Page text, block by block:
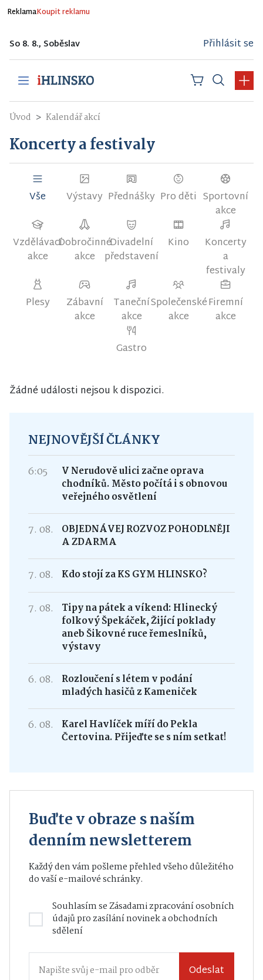
ReklamaKoupit reklamu
So 8. 8., Soběslav Přihlásit se
Úvod Kalendář akcí
Koncerty a festivaly
Vše Výstavy Přednášky Pro děti Sportovní
akce
Vzdělávací
akce
Dobročinné
akce
Divadelní
představení
Kino
Koncerty
a
festivaly
Plesy
Zábavní
akce
Taneční
akce
Společenské
akce
Firemní
akce
Gastro
Žádné události nejsou k dispozici.
NEJNOVĚJŠÍ ČLÁNKY
6:05
V Nerudově ulici začne oprava
chodníků. Město počítá i s obnovou
veřejného osvětlení
7. 08.
OBJEDNÁVEJ ROZVOZ POHODLNĚJI
A ZDARMA
7. 08. Kdo stojí za KS GYM HLINSKO?
7. 08.
Tipy na pátek a víkend: Hlinecký
folkový Špekáček, Žijící poklady
aneb Šikovné ruce řemeslníků,
výstavy
6. 08.
Rozloučení s létem v podání
mladých hasičů z Kameniček
6. 08.
Karel Havlíček míří do Pekla
Čertovina. Přijeďte se s ním setkat!
Buďte v obraze s naším
denním newsletterem
Každý den vám pošleme přehled všeho důležitého
do vaší e-mailové schránky.
Souhlasím seZásadami zpracování osobních
údajůpro zasílání novinek a obchodních
sdělení
Odeslat